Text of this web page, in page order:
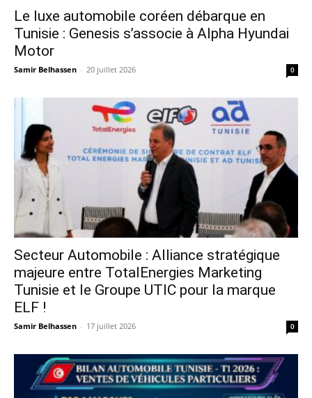
Le luxe automobile coréen débarque en
Tunisie : Genesis s’associe à Alpha Hyundai
Motor
Samir Belhassen - 20 juillet 2026 0
Secteur Automobile : Alliance stratégique
majeure entre TotalEnergies Marketing
Tunisie et le Groupe UTIC pour la marque
ELF !
Samir Belhassen - 17 juillet 2026 0